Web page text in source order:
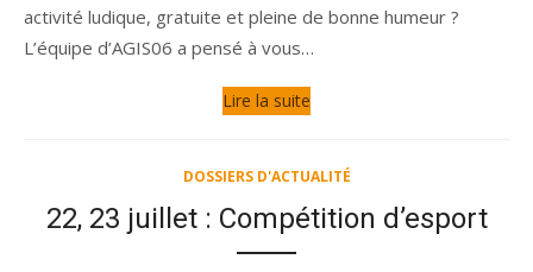
activité ludique, gratuite et pleine de bonne humeur ?
L’équipe d’AGIS06 a pensé à vous…
Lire la suite
DOSSIERS D'ACTUALITÉ
22, 23 juillet : Compétition d’esport